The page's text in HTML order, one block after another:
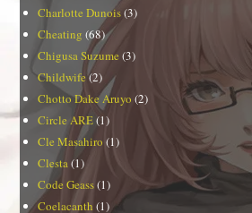
Charlotte Dunois(3)
Cheating (68)
Chigusa Suzume (3)
Childwife(2)
Chotto Dake Aruyo (2)
Circle ARE(1)
Cle Masahiro (1)
Clesta(1)
Code Geass(1)
Coelacanth (1)